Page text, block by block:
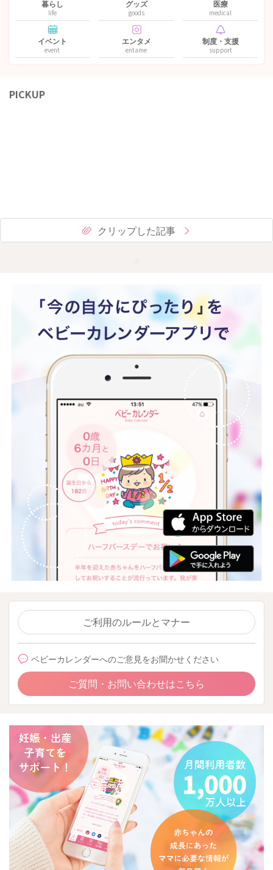
暮らし
life
グッズ
goods
医療
medical
イベント
event
エンタメ
entame
制度・支援
support
PICKUP
クリップした記事
ご利用のルールとマナー
ベビーカレンダーへのご意見をお聞かせください
ご質問・お問い合わせはこちら